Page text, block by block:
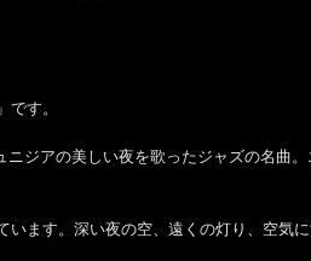
す。
ニジアの美しい夜を歌ったジャズの名曲
ます。深い夜の空、遠くの灯り、空気に